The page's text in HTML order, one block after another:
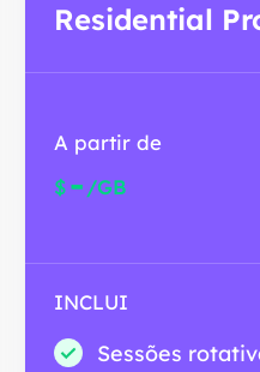
Residential
A partir de
$- /GB
INCLUI
Sessões